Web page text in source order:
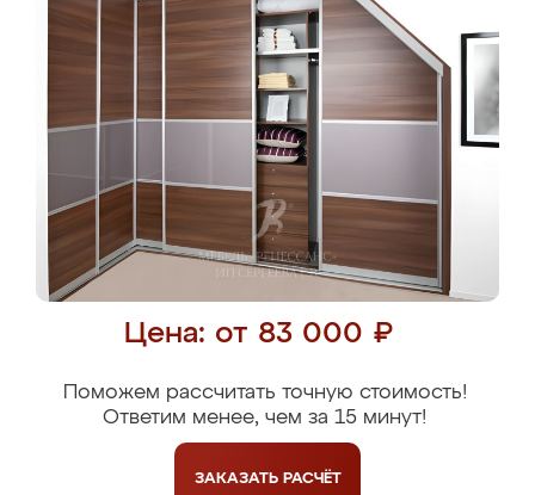
Цена: от 83 000 ₽
Поможем рассчитать точную стоимость!
Ответим менее, чем за 15 минут!
ЗАКАЗАТЬ РАСЧЁТ